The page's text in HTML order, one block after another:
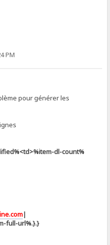
PM
pour générer les
dl-count%
|
full-url%.}.}